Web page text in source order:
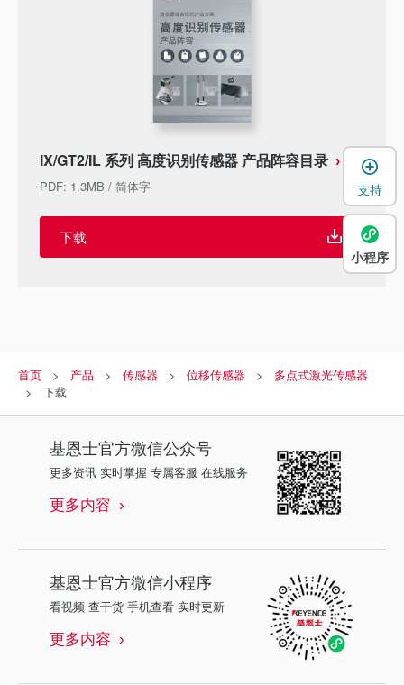
IX/GT2/IL 系列 高度识别传感器 产品阵容目录
PDF: 1.3MB / 简体字
下载
首页 产品 传感器 位移传感器
多点式激光传感器
下载
基恩士官方微信公众号
更多资讯 实时掌握 专属客服 在线服务
更多内容
基恩士官方微信小程序
看视频 查干货 手机查看 实时更新
更多内容
支持
小程序